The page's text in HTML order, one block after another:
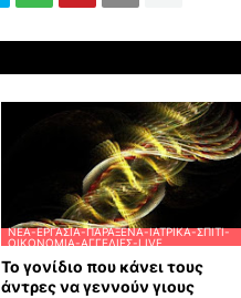
ΝΈΑ-ΕΡΓΑΣΊΑ-ΠΑΡΆΞΕΝΑ-ΙΑΤΡΙΚΆ-ΣΠΊΤΙ-
ΟΙΚΟΝΟΜΊΑ-ΑΓΓΕΛΊΕΣ-LIVE
Το γονίδιο που κάνει τους
άντρες να γεννούν γιους